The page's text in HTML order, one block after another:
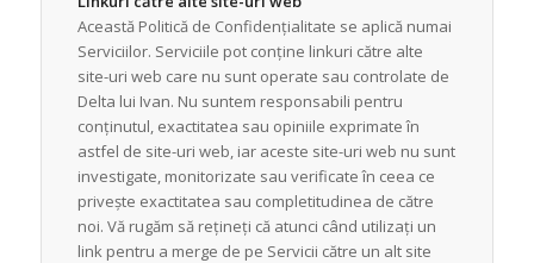
Această Politică de Confidențialitate se aplică numai
Serviciilor. Serviciile pot conține linkuri către alte
site-uri web care nu sunt operate sau controlate de
Delta lui Ivan. Nu suntem responsabili pentru
conținutul, exactitatea sau opiniile exprimate în
astfel de site-uri web, iar aceste site-uri web nu sunt
investigate, monitorizate sau verificate în ceea ce
privește exactitatea sau completitudinea de către
noi. Vă rugăm să rețineți că atunci când utilizați un
link pentru a merge de pe Servicii către un alt site